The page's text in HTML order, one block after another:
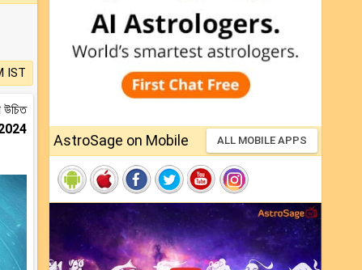
IST
উচিত
2024
AstroSage on Mobile ALL MOBILE APPS